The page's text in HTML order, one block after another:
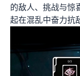
的敌人、挑战与惊
起在混乱中奋力抗